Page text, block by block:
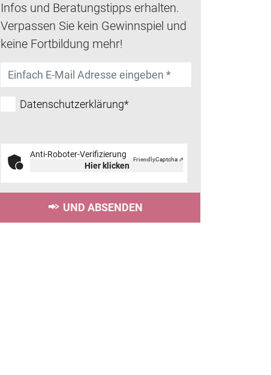
Infos und Beratungstipps erhalten.
Verpassen Sie kein Gewinnspiel und
keine Fortbildung mehr!
Datenschutzerklärung*
Anti-Roboter-Verifizierung
Hier klicken
FriendlyCaptcha ⇗
UND ABSENDEN